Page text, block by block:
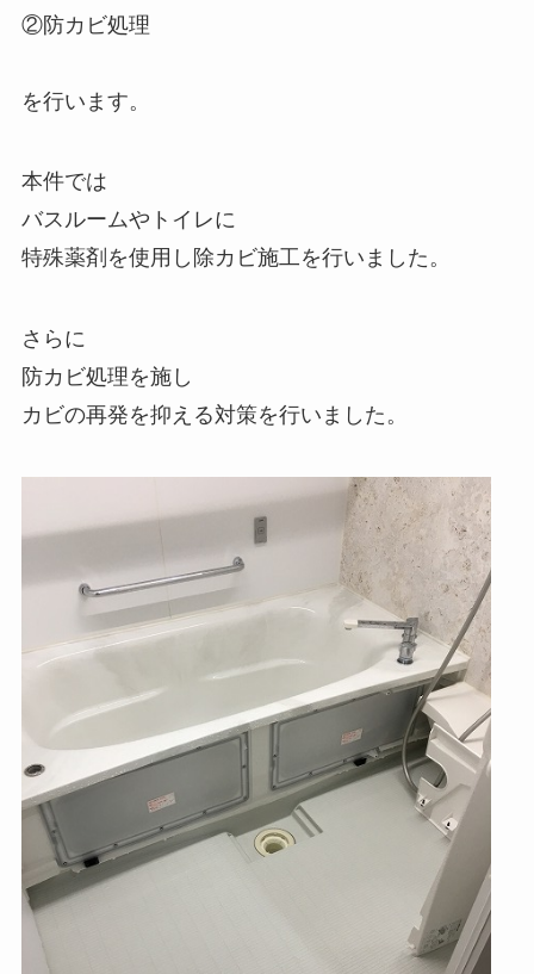
②防カビ処理
を行います。
本件では
バスルームやトイレに
特殊薬剤を使用し除カビ施工を行いました。
さらに
防カビ処理を施し
カビの再発を抑える対策を行いました。